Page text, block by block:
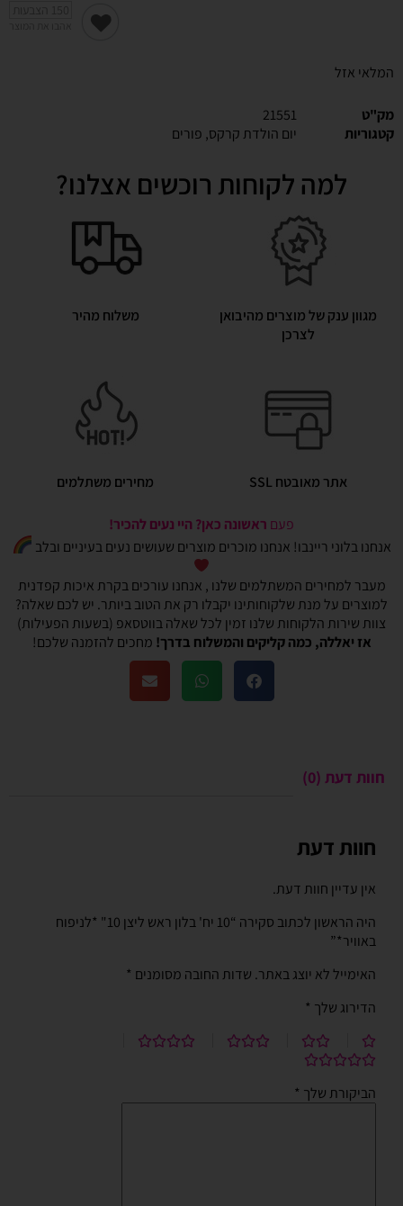
המלאי אזל
מק"ט
21551
קטגוריות
יום הולדת קרקס, פורים
למה לקוחות רוכשים אצלנו?
מגוון ענק של מוצרים מהיבואן
לצרכן
משלוח מהיר
אתר מאובטח SSL מחירים משתלמים
פעם ראשונה כאן? היי נעים להכיר!
אנחנו בלוני ריינבו! אנחנו מוכרים מוצרים שעושים נעים בעיניים ובלב
מעבר למחירים המשתלמים שלנו , אנחנו עורכים בקרת איכות קפדנית
למוצרים על מנת שלקוחותינו יקבלו רק את הטוב ביותר. יש לכם שאלה?
צוות שירות הלקוחות שלנו זמין לכל שאלה בווטסאפ (בשעות הפעילות)
אז יאללה, כמה קליקים והמשלוח בדרך! מחכים להזמנה שלכם!
חוות דעת (0)
חוות דעת
אין עדיין חוות דעת.
היה הראשון לכתוב סקירה “10 יח' בלון ראש ליצן 10" *לניפוח
באוויר*”
האימייל לא יוצג באתר. שדות החובה מסומנים *
הדירוג שלך *
הביקורת שלך *